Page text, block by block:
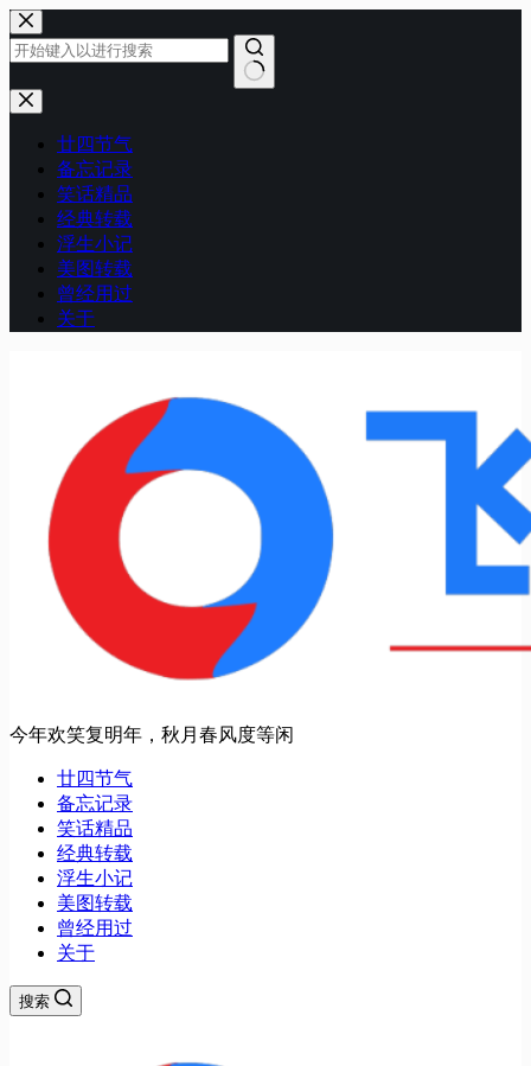
跳
至
内
容
无
廿四节气
备忘记录
笑话精品
经典转载
浮生小记
美图转载
曾经用过
关于
今年欢笑复明年，秋月春风度等闲
廿四节气
备忘记录
笑话精品
经典转载
浮生小记
美图转载
曾经用过
关于
搜索